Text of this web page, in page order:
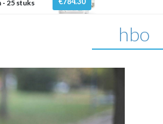
- 25 stuks
hbo